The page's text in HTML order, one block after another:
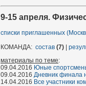
9-15 апреля.
списки приглашенных
КОМАНДА: состав (7)
материалы по теме:
09.04.2016 Юные
09.04.2016 Дневник финала
14.04.2016 Все участники